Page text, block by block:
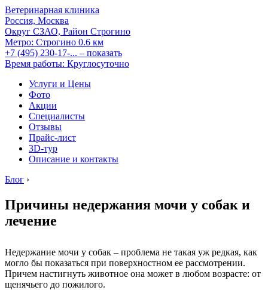
Ветеринарная клиника
Россия, Москва
Округ СЗАО, Район Строгино
Метро: Строгино 0.6 км
+7 (495) 230-17-... – показать
Время работы: Круглосуточно
Услуги и Цены
Фото
Акции
Специалисты
Отзывы
Прайс-лист
3D-тур
Описание и контакты
Блог ›
Причины недержания мочи у собак и
лечение
Недержание мочи у собак – проблема не такая уж редкая, как
могло бы показаться при поверхностном ее рассмотрении.
Причем настигнуть животное она может в любом возрасте: от
щенячьего до пожилого.